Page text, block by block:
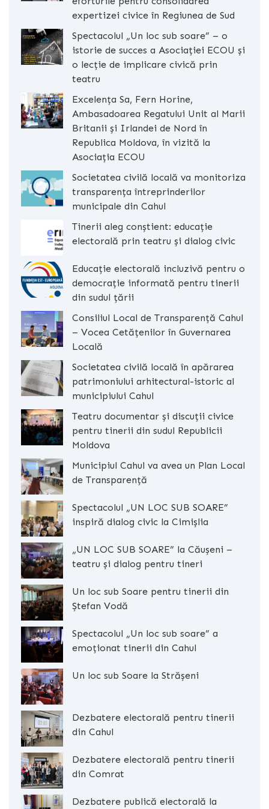
expertizei civice în Regiunea de Sud
Spectacolul „Un loc sub soare” – o
istorie de succes a Asociației ECOU și
o lecție de implicare civică prin
teatru
Excelența Sa, Fern Horine,
Ambasadoarea Regatului Unit al Marii
Britanii și Irlandei de Nord în
Republica Moldova, în vizită la
Asociația ECOU
Societatea civilă locală va monitoriza
transparența întreprinderilor
municipale din Cahul
Tinerii aleg conștient: educație
electorală prin teatru și dialog civic
Educație electorală incluzivă pentru o
democrație informată pentru tinerii
din sudul țării
Consiliul Local de Transparență Cahul
– Vocea Cetățenilor în Guvernarea
Locală
Societatea civilă locală în apărarea
patrimoniului arhitectural-istoric al
municipiului Cahul
Teatru documentar și discuții civice
pentru tinerii din sudul Republicii
Moldova
Municipiul Cahul va avea un Plan Local
de Transparență
Spectacolul „UN LOC SUB SOARE”
inspiră dialog civic la Cimișlia
„UN LOC SUB SOARE” la Căușeni –
teatru și dialog pentru tineri
Un loc sub Soare pentru tinerii din
Ștefan Vodă
Spectacolul „Un loc sub soare” a
emoționat tinerii din Cahul
Un loc sub Soare la Strășeni
Dezbatere electorală pentru tinerii
din Cahul
Dezbatere electorală pentru tinerii
din Comrat
Dezbatere publică electorală la